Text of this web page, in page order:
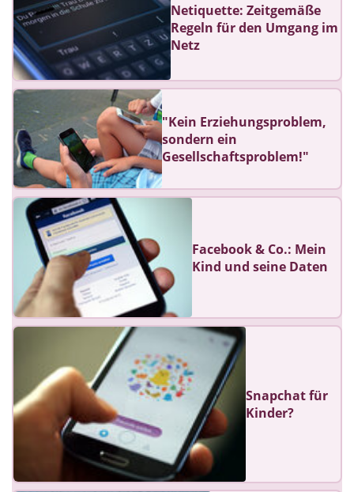
Netiquette: Zeitgemäße
Regeln für den Umgang im
Netz
"Kein Erziehungsproblem,
sondern ein
Gesellschaftsproblem!"
Facebook & Co.: Mein
Kind und seine Daten
Snapchat für
Kinder?